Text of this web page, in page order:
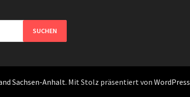
Sachsen-Anhalt. Mit Stolz präsentiert vonWordPress